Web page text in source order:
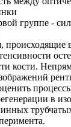
группе -
происходящие
кости.
в